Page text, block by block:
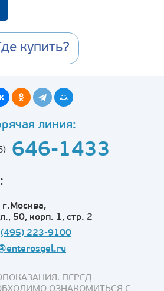
купить?
линия:
646-1433
50, корп. 1, стр. 2
(495) 223-9100
ПЕРЕД
ОЗНАКОМИТЬСЯ С